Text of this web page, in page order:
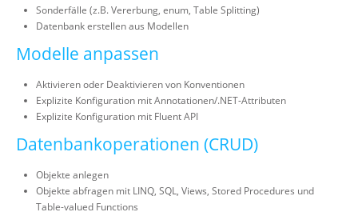
Sonderfälle (z.B. Vererbung, enum, Table Splitting)
Datenbank erstellen aus Modellen
Modelle anpassen
Aktivieren oder Deaktivieren von Konventionen
Explizite Konfiguration mit Annotationen/.NET-Attributen
Explizite Konfiguration mit Fluent API
Datenbankoperationen (CRUD)
Objekte anlegen
Objekte abfragen mit LINQ, SQL, Views, Stored Procedures und
Table-valued Functions